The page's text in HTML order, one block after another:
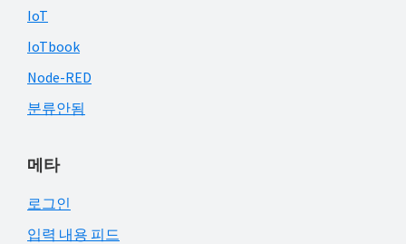
IoT
IoTbook
Node-RED
분류안됨
메타
로그인
입력 내용 피드